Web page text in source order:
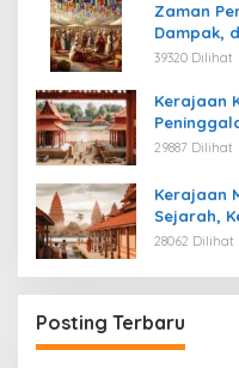
Zaman
Dampak,
39320 Dilihat
Kerajaan
29887 Dilihat
Kerajaan
Sejarah,
28062 Dilihat
Posting Terbaru